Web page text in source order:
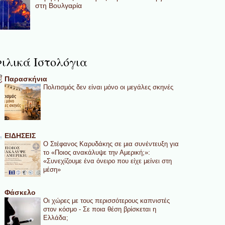
στη Βουλγαρία
Ιστολόγια
Παρασκήνια
Πολιτισμός δεν είναι μόνο οι μεγάλες σκηνές
ΕΙΔΗΣΕΙΣ
Ο Στέφανος Καρυδάκης σε μια συνέντευξη για
το «Ποιος ανακάλυψε την Αμερική;»:
«Συνεχίζουμε ένα όνειρο που είχε μείνει στη
μέση»
Φάσκελο
Οι χώρες με τους περισσότερους καπνιστές
στον κόσμο - Σε ποια θέση βρίσκεται η
Ελλάδα;